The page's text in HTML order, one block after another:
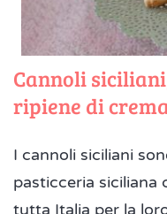
Cannoli
ripiene di
I cannoli siciliani
pasticceria siciliana
tutta Italia per la